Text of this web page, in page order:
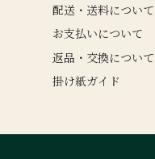
配送・送料について
お支払いについて
返品・交換について
掛け紙ガイド